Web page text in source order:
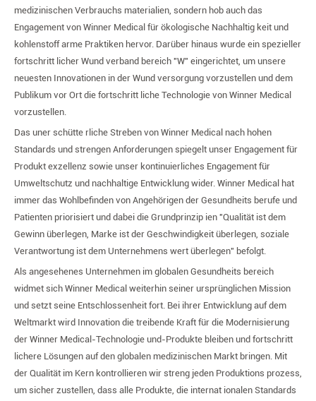
medizinischen Verbrauchs materialien, sondern hob auch das
Engagement von Winner Medical für ökologische Nachhaltig keit und
kohlenstoff arme Praktiken hervor. Darüber hinaus wurde ein spezieller
fortschritt licher Wund verband bereich "W" eingerichtet, um unsere
neuesten Innovationen in der Wund versorgung vorzustellen und dem
Publikum vor Ort die fortschritt liche Technologie von Winner Medical
vorzustellen.
Das uner schütte rliche Streben von Winner Medical nach hohen
Standards und strengen Anforderungen spiegelt unser Engagement für
Produkt exzellenz sowie unser kontinuierliches Engagement für
Umweltschutz und nachhaltige Entwicklung wider. Winner Medical hat
immer das Wohlbefinden von Angehörigen der Gesundheits berufe und
Patienten priorisiert und dabei die Grundprinzip ien "Qualität ist dem
Gewinn überlegen, Marke ist der Geschwindigkeit überlegen, soziale
Verantwortung ist dem Unternehmens wert überlegen" befolgt.
Als angesehenes Unternehmen im globalen Gesundheits bereich
widmet sich Winner Medical weiterhin seiner ursprünglichen Mission
und setzt seine Entschlossenheit fort. Bei ihrer Entwicklung auf dem
Weltmarkt wird Innovation die treibende Kraft für die Modernisierung
der Winner Medical-Technologie und-Produkte bleiben und fortschritt
lichere Lösungen auf den globalen medizinischen Markt bringen. Mit
der Qualität im Kern kontrollieren wir streng jeden Produktions prozess,
um sicher zustellen, dass alle Produkte, die internat ionalen Standards